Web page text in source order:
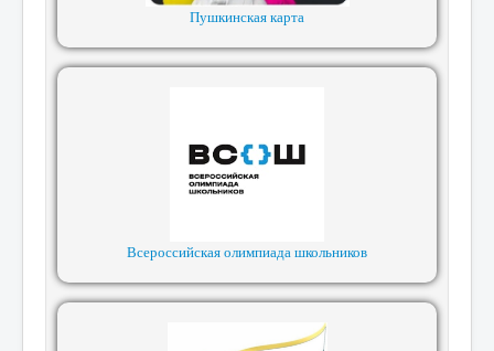
Пушкинская карта
Всероссийская олимпиада школьников